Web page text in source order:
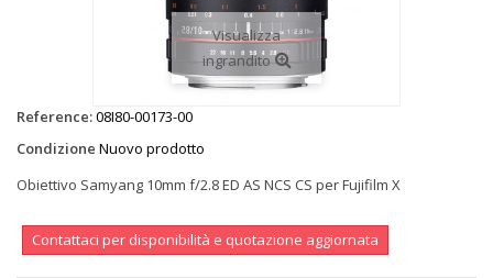
Visualizza
ingrandito
Reference:08I80-00173-00
Condizione Nuovo prodotto
Obiettivo Samyang 10mm f/2.8 ED AS NCS CS per Fujifilm X
Contattaci per disponibilità e quotazione aggiornata